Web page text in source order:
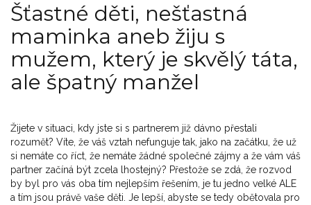
Šťastné děti, nešťastná
maminka aneb žiju s
mužem, který je skvělý táta,
ale špatný manžel
Žijete v situaci, kdy jste si s partnerem již dávno přestali
rozumět? Víte, že váš vztah nefunguje tak, jako na začátku, že už
si nemáte co říct, že nemáte žádné společné zájmy a že vám váš
partner začíná být zcela lhostejný? Přestože se zdá, že rozvod
by byl pro vás oba tím nejlepším řešením, je tu jedno velké ALE
a tím jsou právě vaše děti. Je lepší, abyste se tedy obětovala pro